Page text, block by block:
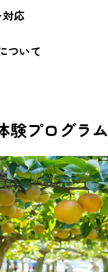
応
ついて
験プログラム